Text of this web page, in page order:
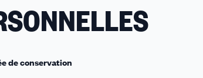
de conservation